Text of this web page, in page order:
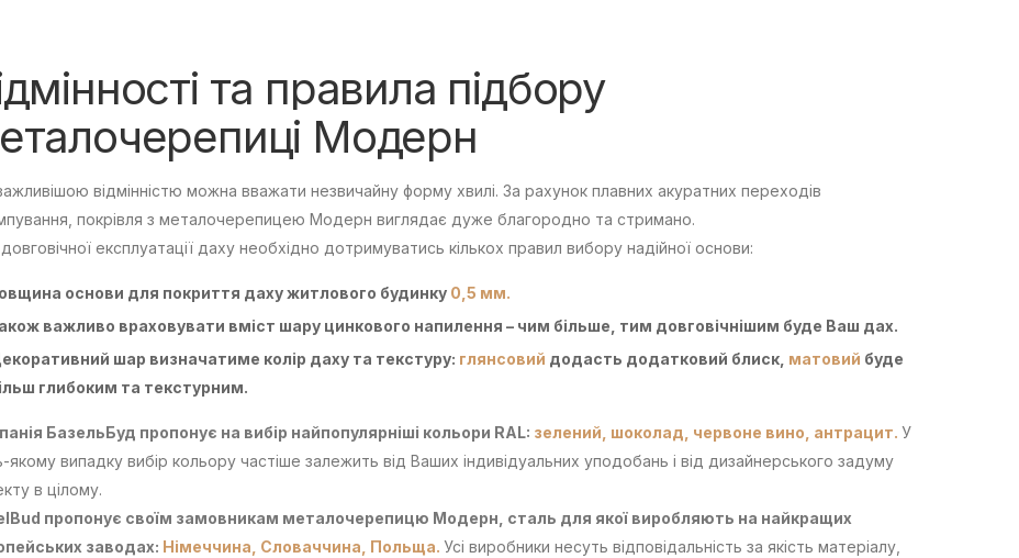
та правила підбору
Модерн
відмінністю можна вважати незвичайну форму хвилі. За рахунок плавних акуратних переходів
покрівля з металочерепицею Модерн виглядає дуже благородно та стримано.
експлуатації даху необхідно дотримуватись кількох правил вибору надійної основи:
основи для покриття даху житлового будинку 0,5 мм.
важливо враховувати вміст шару цинкового напилення – чим більше, тим довговічнішим буде Ваш дах.
шар визначатиме колір даху та текстуру: глянсовий додасть додатковий блиск, матовий буде
глибоким та текстурним.
БазельБуд пропонує на вибір найпопулярніші кольори RAL: зелений, шоколад, червоне вино, антрацит. У
якому випадку вибір кольору частіше залежить від Ваших індивідуальних уподобань і від дизайнерського задуму
в цілому.
пропонує своїм замовникам металочерепицю Модерн, сталь для якої виробляють на найкращих
заводах: Німеччина, Словаччина, Польща. Усі виробники несуть відповідальність за якість матеріалу,